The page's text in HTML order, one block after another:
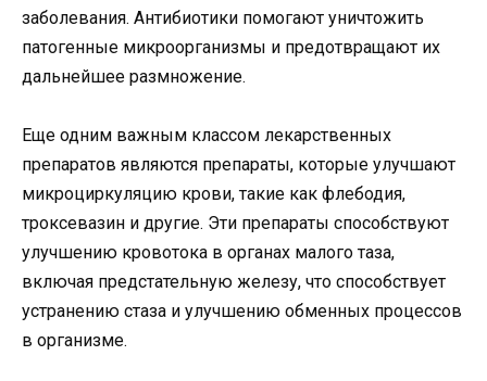
заболевания. Антибиотики помогают уничтожить
патогенные микроорганизмы и предотвращают их
дальнейшее размножение.
Еще одним важным классом лекарственных
препаратов являются препараты, которые улучшают
микроциркуляцию крови, такие как флебодия,
троксевазин и другие. Эти препараты способствуют
улучшению кровотока в органах малого таза,
включая предстательную железу, что способствует
устранению стаза и улучшению обменных процессов
в организме.